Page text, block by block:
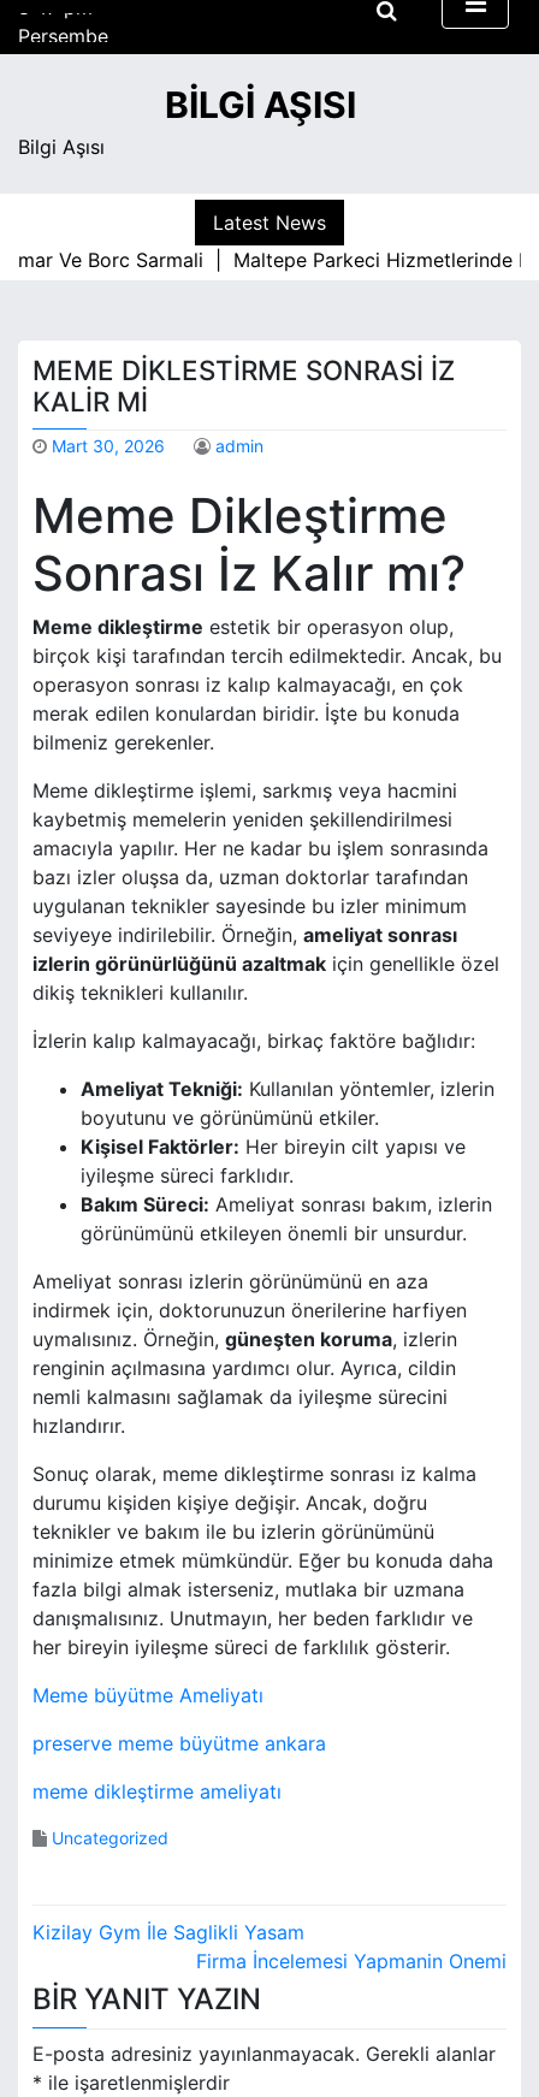
Perşembe
Ağustos 6, 2026
BILGI AŞISI
Bilgi Aşısı
Latest News
Ve Borc Sarmali |
Maltepe Parkeci Hizmetlerinde
MEME DIKLESTIRME SONRASI İZ
KALIR MI
Mart 30, 2026 admin
Meme Dikleştirme
Sonrası İz Kalır mı?
Meme dikleştirme estetik bir operasyon olup,
birçok kişi tarafından tercih edilmektedir. Ancak, bu
operasyon sonrası iz kalıp kalmayacağı, en çok
merak edilen konulardan biridir. İşte bu konuda
bilmeniz gerekenler.
Meme dikleştirme işlemi, sarkmış veya hacmini
kaybetmiş memelerin yeniden şekillendirilmesi
amacıyla yapılır. Her ne kadar bu işlem sonrasında
bazı izler oluşsa da, uzman doktorlar tarafından
uygulanan teknikler sayesinde bu izler minimum
seviyeye indirilebilir. Örneğin, ameliyat sonrası
izlerin görünürlüğünü azaltmak için genellikle özel
dikiş teknikleri kullanılır.
İzlerin kalıp kalmayacağı, birkaç faktöre bağlıdır:
Ameliyat Tekniği: Kullanılan yöntemler, izlerin
boyutunu ve görünümünü etkiler.
Kişisel Faktörler: Her bireyin cilt yapısı ve
iyileşme süreci farklıdır.
Bakım Süreci: Ameliyat sonrası bakım, izlerin
görünümünü etkileyen önemli bir unsurdur.
Ameliyat sonrası izlerin görünümünü en aza
indirmek için, doktorunuzun önerilerine harfiyen
uymalısınız. Örneğin, güneşten koruma, izlerin
renginin açılmasına yardımcı olur. Ayrıca, cildin
nemli kalmasını sağlamak da iyileşme sürecini
hızlandırır.
Sonuç olarak, meme dikleştirme sonrası iz kalma
durumu kişiden kişiye değişir. Ancak, doğru
teknikler ve bakım ile bu izlerin görünümünü
minimize etmek mümkündür. Eğer bu konuda daha
fazla bilgi almak isterseniz, mutlaka bir uzmana
danışmalısınız. Unutmayın, her beden farklıdır ve
her bireyin iyileşme süreci de farklılık gösterir.
Meme büyütme Ameliyatı
preserve meme büyütme ankara
meme dikleştirme ameliyatı
Uncategorized
Y
z
ı
Kizilay Gym İle Saglikli Yasam
Firma İncelemesi Yapmanin Onemi
BIR YANIT YAZIN
E-posta adresiniz yayınlanmayacak. Gerekli alanlar
* ile işaretlenmişlerdir